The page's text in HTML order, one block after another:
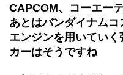
CAPCOM、コーエー
あとはバンダイナム
エンジンを用いてい
カーはそうですね